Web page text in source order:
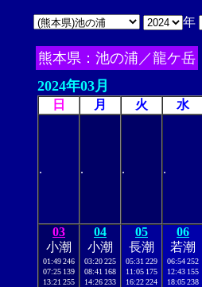
年
熊本県：池の浦／龍ケ岳
2024年03月
日 月 火 水
. . . .
03
小潮
01:49246
07:25 139
13:21 255
04
小潮
03:20225
08:41 168
14:26233
05
長潮
05:31 229
11:05 175
16:22224
06
若潮
06:54252
12:43 155
18:05238